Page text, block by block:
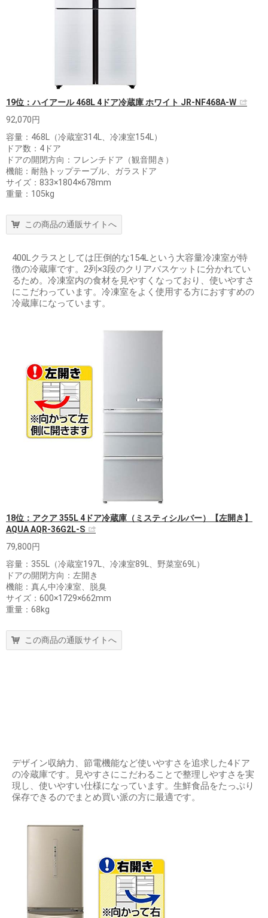
19位：ハイアール 468L 4ドア冷蔵庫 ホワイト JR-NF468A-W
92,070円
容量：468L（冷蔵室314L、冷凍室154L）
ドア数：4ドア
ドアの開閉方向：フレンチドア（観音開き）
機能：耐熱トップテーブル、ガラスドア
サイズ：833×1804×678mm
重量：105kg
この商品の通販サイトへ
400Lクラスとしては圧倒的な154Lという大容量冷凍室が特
徴の冷蔵庫です。2列×3段のクリアバスケットに分かれてい
るため。冷凍室内の食材を見やすくなっており、使いやすさ
にこだわっています。冷凍室をよく使用する方におすすめの
冷蔵庫になっています。
18位：アクア 355L 4ドア冷蔵庫（ミスティシルバー）【左開き】
AQUA AQR-36G2L-S
79,800円
容量：355L（冷蔵室197L、冷凍室89L、野菜室69L）
ドアの開閉方向：左開き
機能：真ん中冷凍室、脱臭
サイズ：600×1729×662mm
重量：68kg
この商品の通販サイトへ
デザイン収納力、節電機能など使いやすさを追求した4ドア
の冷蔵庫です。見やすさにこだわることで整理しやすさを実
現し、使いやすい仕様になっています。生鮮食品をたっぷり
保存できるのでまとめ買い派の方に最適です。